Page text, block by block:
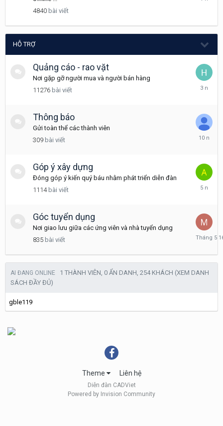
4840 bài viết
HỖ TRỢ
Quảng cáo - rao vặt
Nơi gặp gỡ người mua và người bán hàng
11276 bài viết
Tháng
2022
Thông báo
Gửi toàn thể các thành viên
309 bài viết
Tháng
2016
Góp ý xây dựng
Đóng góp ý kiến quý báu nhằm phát triển diễn đàn
1114 bài viết
Tháng
2020
Góc tuyển dụng
Nơi giao lưu giữa các ứng viên và nhà tuyển dụng
835 bài viết
Tháng
16
AI ĐANG ONLINE 1 THÀNH VIÊN, 0 ẨN DANH, 254 KHÁCH (XEM DANH
SÁCH ĐẦY ĐỦ)
gble119
Theme Liên hệ
Diễn đàn CADViet
Powered by Invision Community